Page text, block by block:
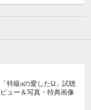
特級αの愛したΩ」試聴
ュー＆写真・特典画像